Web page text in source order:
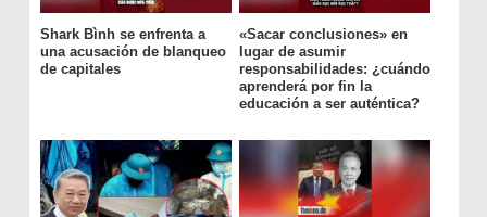
Shark Bình se enfrenta a
una acusación de blanqueo
de capitales
«Sacar conclusiones» en
lugar de asumir
responsabilidades: ¿cuándo
aprenderá por fin la
educación a ser auténtica?